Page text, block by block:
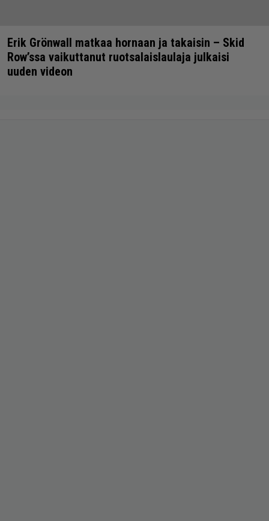
Erik Grönwall matkaa hornaan ja takaisin – Skid
Row’ssa vaikuttanut ruotsalaislaulaja julkaisi
uuden videon